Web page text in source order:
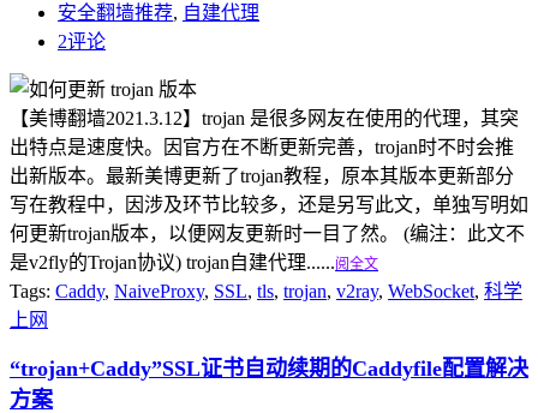
安全翻墙推荐, 自建代理
2评论
【美博翻墙2021.3.12】trojan 是很多网友在使用的代理，其突
出特点是速度快。因官方在不断更新完善，trojan时不时会推
出新版本。最新美博更新了trojan教程，原本其版本更新部分
写在教程中，因涉及环节比较多，还是另写此文，单独写明如
何更新trojan版本，以便网友更新时一目了然。 (编注：此文不
是v2fly的Trojan协议) trojan自建代理......阅全文
Tags: Caddy, NaiveProxy, SSL, tls, trojan, v2ray, WebSocket, 科学
上网
“trojan+Caddy”SSL证书自动续期的Caddyfile配置解决
方案